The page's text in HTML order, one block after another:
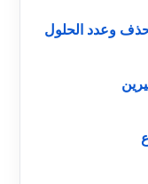
وعدد الحلول